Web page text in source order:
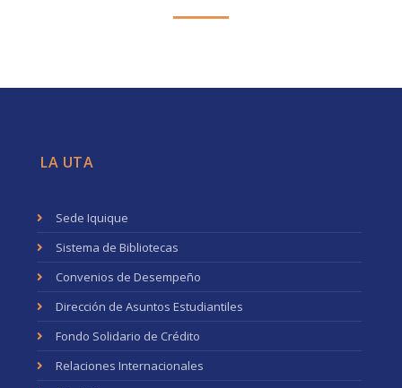
LA UTA
Sede Iquique
Sistema de Bibliotecas
Convenios de Desempeño
Dirección de Asuntos Estudiantiles
Fondo Solidario de Crédito
Relaciones Internacionales